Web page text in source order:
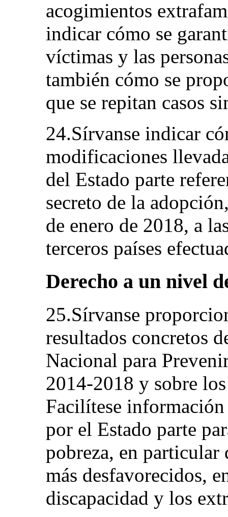
acogimientos
indicar cómo se
víctimas y las
también cómo se
que se repitan casos
24.Sírvanse indicar
modificaciones
del Estado parte
secreto de la
de enero de 2018, a
terceros países
Derecho a un nivel
25.Sírvanse
resultados concretos
Nacional para
2014-2018 y sobre
Facilítese información
por el Estado parte
pobreza, en particular
más desfavorecidos,
discapacidad y los